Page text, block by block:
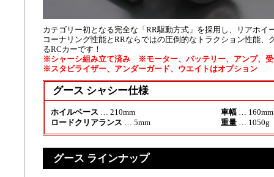
カテゴリー初となる完全な「RR駆動方式」を採用し、リアホ
コーナリング性能とRRならではの圧倒的なトラクション性能
るRCカーです！
※シャーシ組み立て済み ※モーター、バッテリー、アンプ、
※スタビライザー、アンダーガード、ウエイトはオプション
グース シャシー仕様
ホイルベース … 210mm
ロードクリアランス … 5mm
車幅 … 160mm
重量 … 1050g
グース ラインナップ